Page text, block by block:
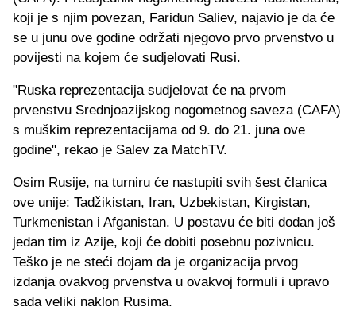
koji je s njim povezan, Faridun Saliev, najavio je da će
se u junu ove godine održati njegovo prvo prvenstvo u
povijesti na kojem će sudjelovati Rusi.
"Ruska reprezentacija sudjelovat će na prvom
prvenstvu Srednjoazijskog nogometnog saveza (CAFA)
s muškim reprezentacijama od 9. do 21. juna ove
godine", rekao je Salev za MatchTV.
Osim Rusije, na turniru će nastupiti svih šest članica
ove unije: Tadžikistan, Iran, Uzbekistan, Kirgistan,
Turkmenistan i Afganistan. U postavu će biti dodan još
jedan tim iz Azije, koji će dobiti posebnu pozivnicu.
Teško je ne steći dojam da je organizacija prvog
izdanja ovakvog prvenstva u ovakvoj formuli i upravo
sada veliki naklon Rusima.